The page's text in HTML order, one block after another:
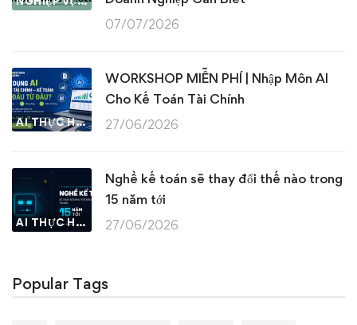
07/07/2026
AI THỰC HÀNH
WORKSHOP MIỄN PHÍ | Nhập Môn AI
Cho Kế Toán Tài Chính
27/06/2026
AI THỰC HÀNH
Nghề kế toán sẽ thay đổi thế nào trong
15 năm tới
27/06/2026
Popular Tags